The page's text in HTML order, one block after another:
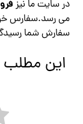
در سایت ما نیز
می رسد.سفارس خود
سفارش شما
این مطلب